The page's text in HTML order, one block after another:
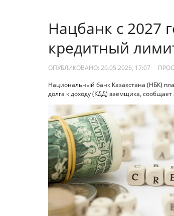
Нацбанк с 2027
кредитный
ОПУБЛИКОВАНО: 20.05.2026, 17:07
Национальный банк Казахстана (НБК)
долга к доходу (КДД) заемщика, сообщает